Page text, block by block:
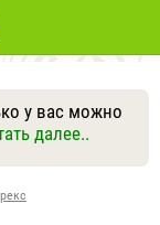
у вас можно
далее..
вопрос